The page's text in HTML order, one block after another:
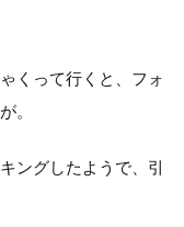
くって行くと、フォ
。
ングしたようで、引